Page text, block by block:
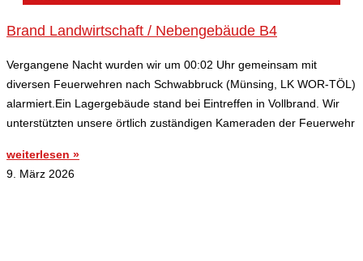
Brand Landwirtschaft / Nebengebäude B4
Vergangene Nacht wurden wir um 00:02 Uhr gemeinsam mit
diversen Feuerwehren nach Schwabbruck (Münsing, LK WOR-TÖL)
alarmiert.Ein Lagergebäude stand bei Eintreffen in Vollbrand. Wir
unterstützten unsere örtlich zuständigen Kameraden der Feuerwehr
weiterlesen »
9. März 2026